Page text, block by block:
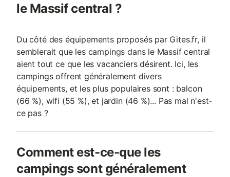
le Massif central ?
Du côté des équipements proposés par Gites.fr, il
semblerait que les campings dans le Massif central
aient tout ce que les vacanciers désirent. Ici, les
campings offrent généralement divers
équipements, et les plus populaires sont : balcon
(66 %), wifi (55 %), et jardin (46 %)... Pas mal n'est-
ce pas ?
Comment est-ce-que les
campings sont généralement